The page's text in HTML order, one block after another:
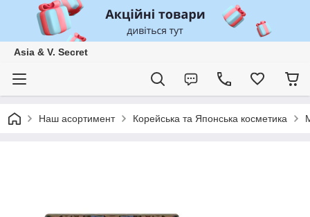
Asia & V. Secret
Наш асортимент Корейська та Японська косметика